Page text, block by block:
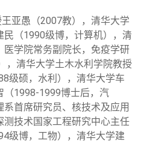
校友会
台
界
务
名单
亚愚（2007教），清华大学
（1990级博，计算机），清
学院常务副院长，免疫学研
，清华大学土木水利学院教授
级硕，水利），清华大学车
（1998-1999博士后，汽
首席研究员、核技术及应用
技术国家工程研究中心主任
级博，工物），清华大学建